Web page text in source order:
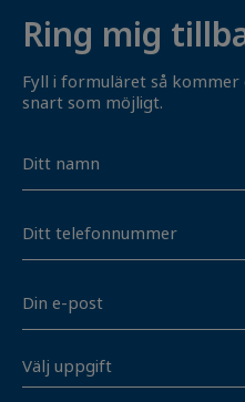
Ring mig
Fyll i formuläret så
snart som möjligt.
mail
Vælg
opgave